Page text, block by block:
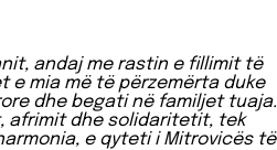
andaj me rastin e fillimit të
e mia më të përzemërta duke
dhe begati në familjet tuaja.
afrimit dhe solidaritetit, tek
e qyteti i Mitrovicës të